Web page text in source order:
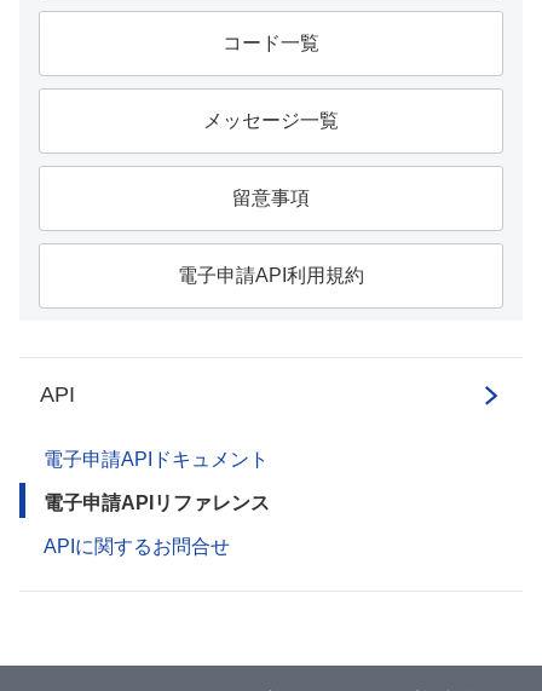
コード一覧
メッセージ一覧
留意事項
電子申請API利用規約
API
電子申請APIドキュメント
電子申請APIリファレンス
APIに関するお問合せ